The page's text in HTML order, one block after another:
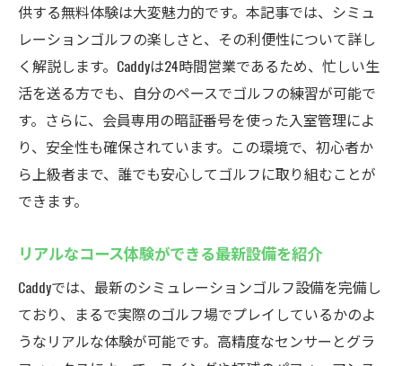
供する無料体験は大変魅力的です。本記事では、シミュ
レーションゴルフの楽しさと、その利便性について詳し
く解説します。Caddyは24時間営業であるため、忙しい生
活を送る方でも、自分のペースでゴルフの練習が可能で
す。さらに、会員専用の暗証番号を使った入室管理によ
り、安全性も確保されています。この環境で、初心者か
ら上級者まで、誰でも安心してゴルフに取り組むことが
できます。
リアルなコース体験ができる最新設備を紹介
Caddyでは、最新のシミュレーションゴルフ設備を完備し
ており、まるで実際のゴルフ場でプレイしているかのよ
うなリアルな体験が可能です。高精度なセンサーとグラ